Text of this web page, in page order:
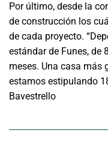
Por último, desde la
de construcción los
de cada proyecto.
estándar de Funes, de
meses. Una casa más
estamos estipulando
Bavestrello